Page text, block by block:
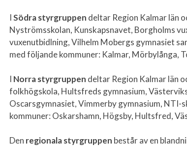
ISödra styrgruppen deltar Region Kalmar län
Nyströmsskolan, Kunskapsnavet, Borgholms
vuxenutbidlning, Vilhelm Mobergs gymnasiet
med följande kommuner: Kalmar, Mörbylånga,
I Norra styrgruppen deltar Region Kalmar län
folkhögskola, Hultsfreds gymnasium,
Oscarsgymnasiet, Vimmerby gymnasium,
kommuner: Oskarshamn, Högsby, Hultsfred,
Den regionala styrgruppen består av en